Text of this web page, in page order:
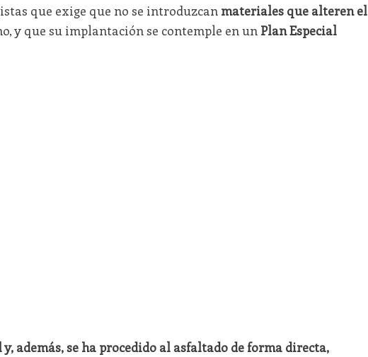
que exige que no se introduzcan materiales que alteren el
y que su implantación se contemple en un Plan Especial
además, se ha procedido al asfaltado de forma directa,